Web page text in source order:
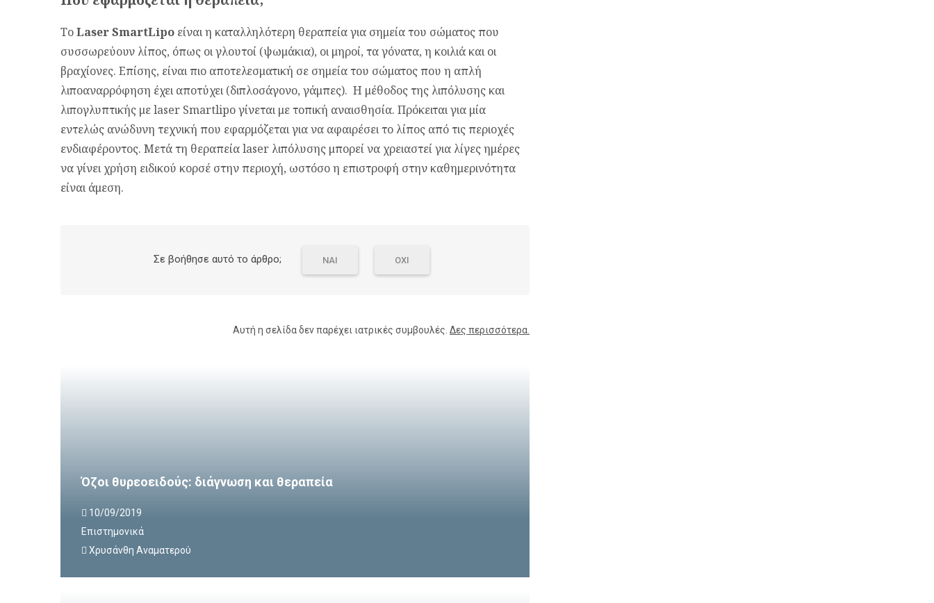
ΤοLaser SmartLipo είναι η καταλληλότερη θεραπεία για σημεία του σώματος που
συσσωρεύουν λίπος, όπως οι γλουτοί (ψωμάκια), οι μηροί, τα γόνατα, η κοιλιά και οι
βραχίονες. Επίσης, είναι πιο αποτελεσματική σε σημεία του σώματος που η απλή
λιποαναρρόφηση έχει αποτύχει (διπλοσάγονο, γάμπες). Η μέθοδος της λιπόλυσης και
λιπογλυπτικής με laser Smartlipo γίνεται με τοπική αναισθησία. Πρόκειται για μία
εντελώς ανώδυνη τεχνική που εφαρμόζεται για να αφαιρέσει το λίπος από τις περιοχές
ενδιαφέροντος. Μετά τη θεραπεία laser λιπόλυσης μπορεί να χρειαστεί για λίγες ημέρες
να γίνει χρήση ειδικού κορσέ στην περιοχή, ωστόσο η επιστροφή στην καθημερινότητα
είναι άμεση.
Σε βοήθησε αυτό το άρθρο; ΝΑΙ ΟΧΙ
Αυτή η σελίδα δεν παρέχει ιατρικές συμβουλές. Δες περισσότερα.
Όζοι θυρεοειδούς: διάγνωση και θεραπεία
10/09/2019
Επιστημονικά
Χρυσάνθη Αναματερού